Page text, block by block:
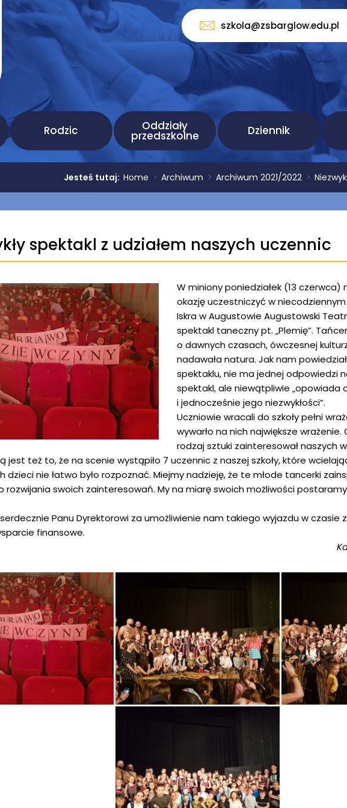
szkola@zsbarglow.edu.pl
Rodzic Oddziały
przedszkolne Dziennik
Jesteś tutaj: Home > Archiwum > Archiwum 2021/2022 >
spektakl z udziałem naszych uczennic
W miniony poniedziałek (13 czerwca)
okazję uczestniczyć w niecodziennym
Iskra w Augustowie Augustowski
spektakl taneczny pt. „Plemię”.
o dawnych czasach, ówczesnej
nadawała natura. Jak nam
spektaklu, nie ma jednej odpowiedzi
spektakl, ale niewątpliwie „opowiada
i jednocześnie jego niezwykłości”.
Uczniowie wracali do szkoły pełni
wywarło na nich największe wrażenie.
rodzaj sztuki zainteresował naszych
jest też to, że na scenie wystąpiło 7 uczennic z naszej szkoły, które
dzieci nie łatwo było rozpoznać. Miejmy nadzieję, że te młode tancerki
rozwijania swoich zainteresowań. My na miarę swoich możliwości
Panu Dyrektorowi za umożliwienie nam takiego wyjazdu w czasie
finansowe.